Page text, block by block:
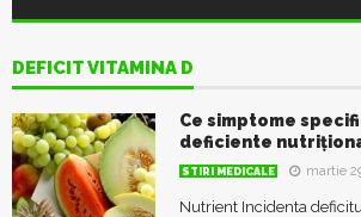
DEFICIT VITAMINA D
Ce simptome
deficiente
STIRI MEDICALE martie
Nutrient Incidenta